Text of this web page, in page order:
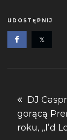
UDOSTĘPNIJ
wpisu
DJ
gorącą
roku, „I’d